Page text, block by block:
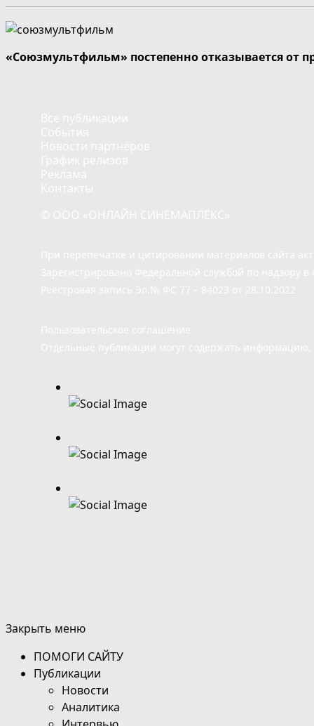
«Союзмультфильм» постепенно отказывается от
Закрыть меню
ПОМОГИ САЙТУ
Публикации
Новости
Аналитика